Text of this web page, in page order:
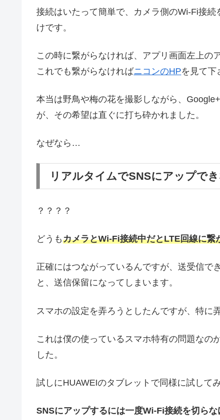
接続はいたって簡単で、カメラ側のWi-Fi接
けです。
この時に繋がらなければ、アプリ画面左上の
これでも繋がらなければニコンのHPを見て下
本当は野鳥や梅の花を撮影しながら、
が、その希望は直ぐに打ち砕かれました。
なぜなら…
リアルタイムでSNSにアップで
？？？？
どうもカメラとWi-Fi接続中だとLTE回線に繋
正確にはつながっているんですが、送受信で
と、送信保留になってしまいます。
スマホの設定を弄ろうとしたんですが、特に
これは僕の使っているスマホ特有の問題なの
した。
試しにHUAWEIのタブレットで同様に試して
SNSにアップするには一度Wi-Fi接続を切ら